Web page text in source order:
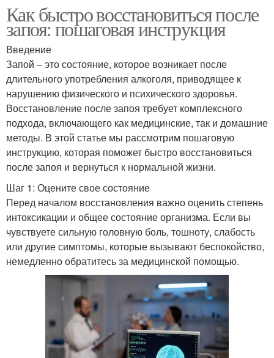
Как быстро восстановиться после
запоя: пошаговая инструкция
Введение
Запой – это состояние, которое возникает после
длительного употребления алкоголя, приводящее к
нарушению физического и психического здоровья.
Восстановление после запоя требует комплексного
подхода, включающего как медицинские, так и домашние
методы. В этой статье мы рассмотрим пошаговую
инструкцию, которая поможет быстро восстановиться
после запоя и вернуться к нормальной жизни.
Шаг 1: Оцените свое состояние
Перед началом восстановления важно оценить степень
интоксикации и общее состояние организма. Если вы
чувствуете сильную головную боль, тошноту, слабость
или другие симптомы, которые вызывают беспокойство,
немедленно обратитесь за медицинской помощью.